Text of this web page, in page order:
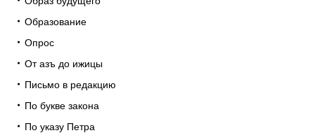
Образование
Опрос
От азъ до ижицы
Письмо в редакцию
По букве закона
По указу Петра